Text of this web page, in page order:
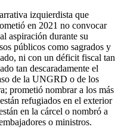
izquierdista que
en 2021 no convocar
aspiración durante su
públicos como sagrados y
ni con un déficit fiscal tan
tan descaradamente el
de la UNGRD o de los
prometió nombrar a los más
refugiados en el exterior
en la cárcel o nombró a
o ministros.